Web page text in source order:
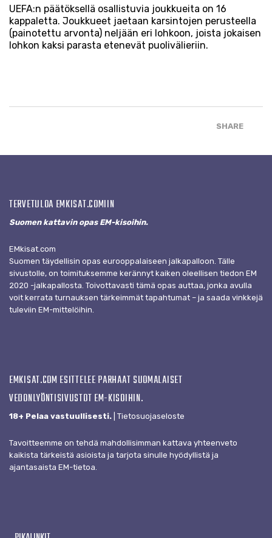
UEFA:n päätöksellä osallistuvia joukkueita on 16
kappaletta. Joukkueet jaetaan karsintojen perusteella
(painotettu arvonta) neljään eri lohkoon, joista jokaisen
lohkon kaksi parasta etenevät puolivälieriin.
SHARE
TERVETULOA EMKISAT.COMIIN
Suomen kattavin opas EM-kisoihin.
EMkisat.com
Suomen täydellisin opas eurooppalaiseen jalkapalloon. Tälle
sivustolle, on toimituksemme kerännyt kaiken oleellisen tiedon EM
2020 -jalkapallosta. Toivottavasti tämä opas auttaa, jonka avulla
voit kerrata turnauksen tärkeimmät tapahtumat – ja saada vinkkejä
tuleviin EM-mittelöihin.
EMKISAT.COM ESITTELEE PARHAAT SUOMALAISET
VEDONLYÖNTISIVUSTOT EM-KISOIHIN.
18+ Pelaa vastuullisesti. Tietosuojaseloste
Tavoitteemme on tehdä mahdollisimman kattava yhteenveto
kaikista tärkeistä asioista ja tarjota sinulle hyödyllistä ja
ajantasaista EM-tietoa.